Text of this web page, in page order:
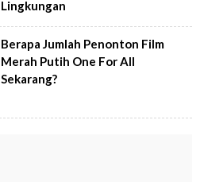
Lingkungan
Berapa Jumlah Penonton Film
Merah Putih One For All
Sekarang?